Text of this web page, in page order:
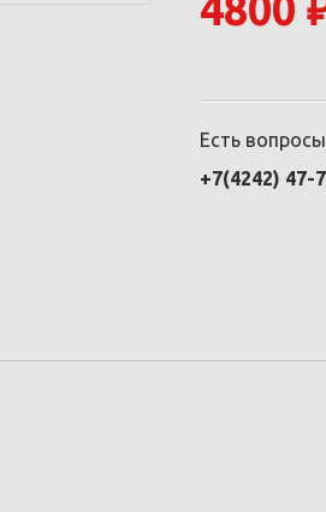
Есть
+7(4242) 47-